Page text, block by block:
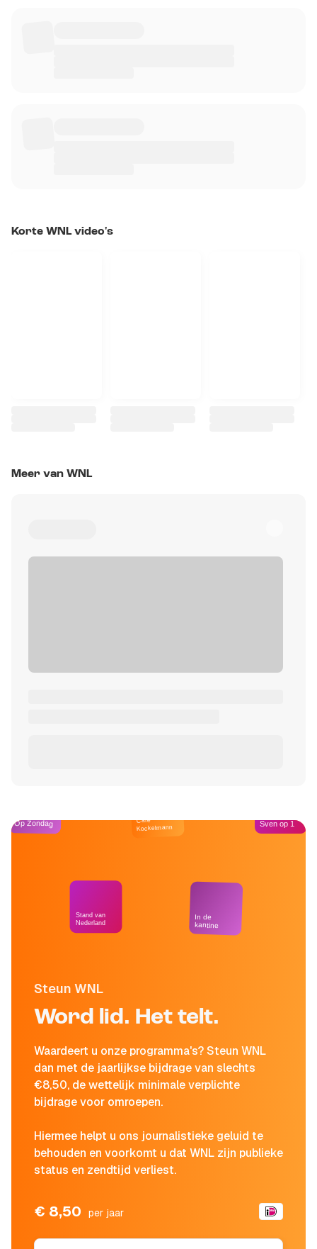
Korte WNL video's
Meer van WNL
Steun WNL
Word lid. Het telt.
Waardeert u onze programma's? Steun WNL
dan met de jaarlijkse bijdrage van slechts
€8,50, de wettelijk minimale verplichte
bijdrage voor omroepen.
Hiermee helpt u ons journalistieke geluid te
behouden en voorkomt u dat WNL zijn publieke
status en zendtijd verliest.
€ 8,50 per jaar
Op Zondag
Stand van
Nederland
Café
Kockelmann
In de
kantine
Sven op 1